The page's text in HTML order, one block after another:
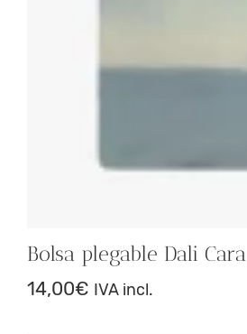
Bolsa plegable Dali Cara
14,00€ IVA incl.